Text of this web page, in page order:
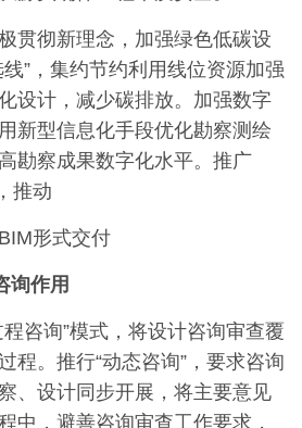
贯彻新理念，加强绿色低碳设
”，集约节约利用线位资源加强
设计，减少碳排放。加强数字
新型信息化手段优化勘察测绘
勘察成果数字化水平。推广
推动
形式交付
询作用
程咨询”模式，将设计咨询审查覆
程。推行“动态咨询”，要求咨询
、设计同步开展，将主要意见
中，避善咨询审查工作要求，